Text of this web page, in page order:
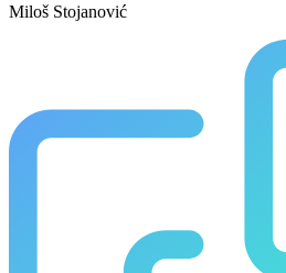
Miloš Stojanović